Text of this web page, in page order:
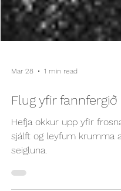
Mar 28 1 min read
Flug yfir fannfergið
Hefja okkur upp yfir
seigluna.